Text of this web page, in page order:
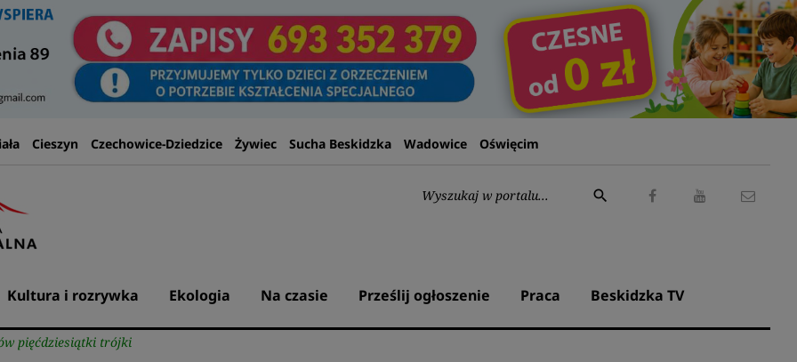
Cieszyn Czechowice-Dziedzice Żywiec Sucha Beskidzka Wadowice Oświęcim
Wyszukaj:
search
Kultura i rozrywka Ekologia Na czasie Prześlij ogłoszenie Praca Beskidzka TV
pięćdziesiątki trójki